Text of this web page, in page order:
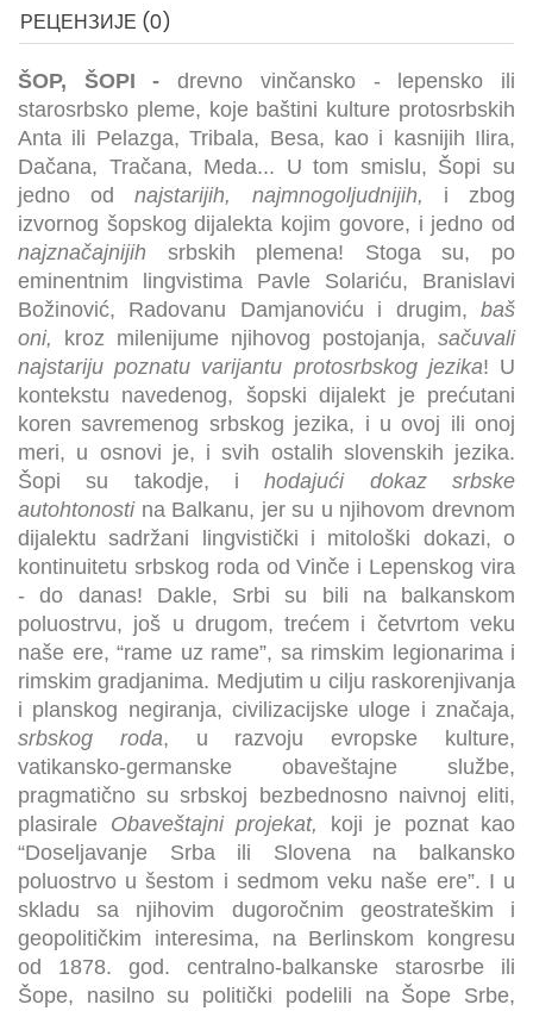
РЕЦЕНЗИЈЕ (0)
ŠOP, ŠOPI - drevno vinčansko - lepensko ili
starosrbsko pleme, koje baštini kulture protosrbskih
Anta ili Pelazga, Tribala, Besa, kao i kasnijih Ilira,
Dačana, Tračana, Meda... U tom smislu, Šopi su
jedno odnajstarijih, najmnogoljudnijih, i zbog
izvornog šopskog dijalekta kojim govore, i jedno od
najznačajnijih srbskih plemena! Stoga su, po
eminentnim lingvistima Pavle Solariću, Branislavi
Božinović, Radovanu Damjanoviću i drugim, baš
oni, kroz milenijume njihovog postojanja, sačuvali
najstariju poznatu varijantu protosrbskog jezika! U
kontekstu navedenog, šopski dijalekt je prećutani
koren savremenog srbskog jezika, i u ovoj ili onoj
meri, u osnovi je, i svih ostalih slovenskih jezika.
Šopi su takodje, ihodajući dokaz
srbske
autohtonostina Balkanu, jer su u njihovom drevnom
dijalektu sadržani lingvistički i mitološki dokazi, o
kontinuitetu srbskog roda od Vinče i Lepenskog vira
- do danas! Dakle, Srbi su bili na balkanskom
poluostrvu, još u drugom, trećem i četvrtom veku
naše ere, “rame uz rame”, sa rimskim legionarima i
rimskim gradjanima. Medjutim u cilju raskorenjivanja
i planskog negiranja, civilizacijske uloge i značaja,
srbskog roda, u razvoju evropske kulture,
vatikansko-germanske obaveštajne službe,
pragmatično su srbskoj bezbednosno naivnoj eliti,
plasirale Obaveštajni projekat, koji je poznat kao
“Doseljavanje Srba ili Slovena na balkansko
poluostrvo u šestom i sedmom veku naše ere”. I u
skladu sa njihovim dugoročnim geostrateškim i
geopolitičkim interesima, na Berlinskom kongresu
od 1878. god. centralno-balkanske starosrbe ili
Šope, nasilno su politički podelili na Šope Srbe,